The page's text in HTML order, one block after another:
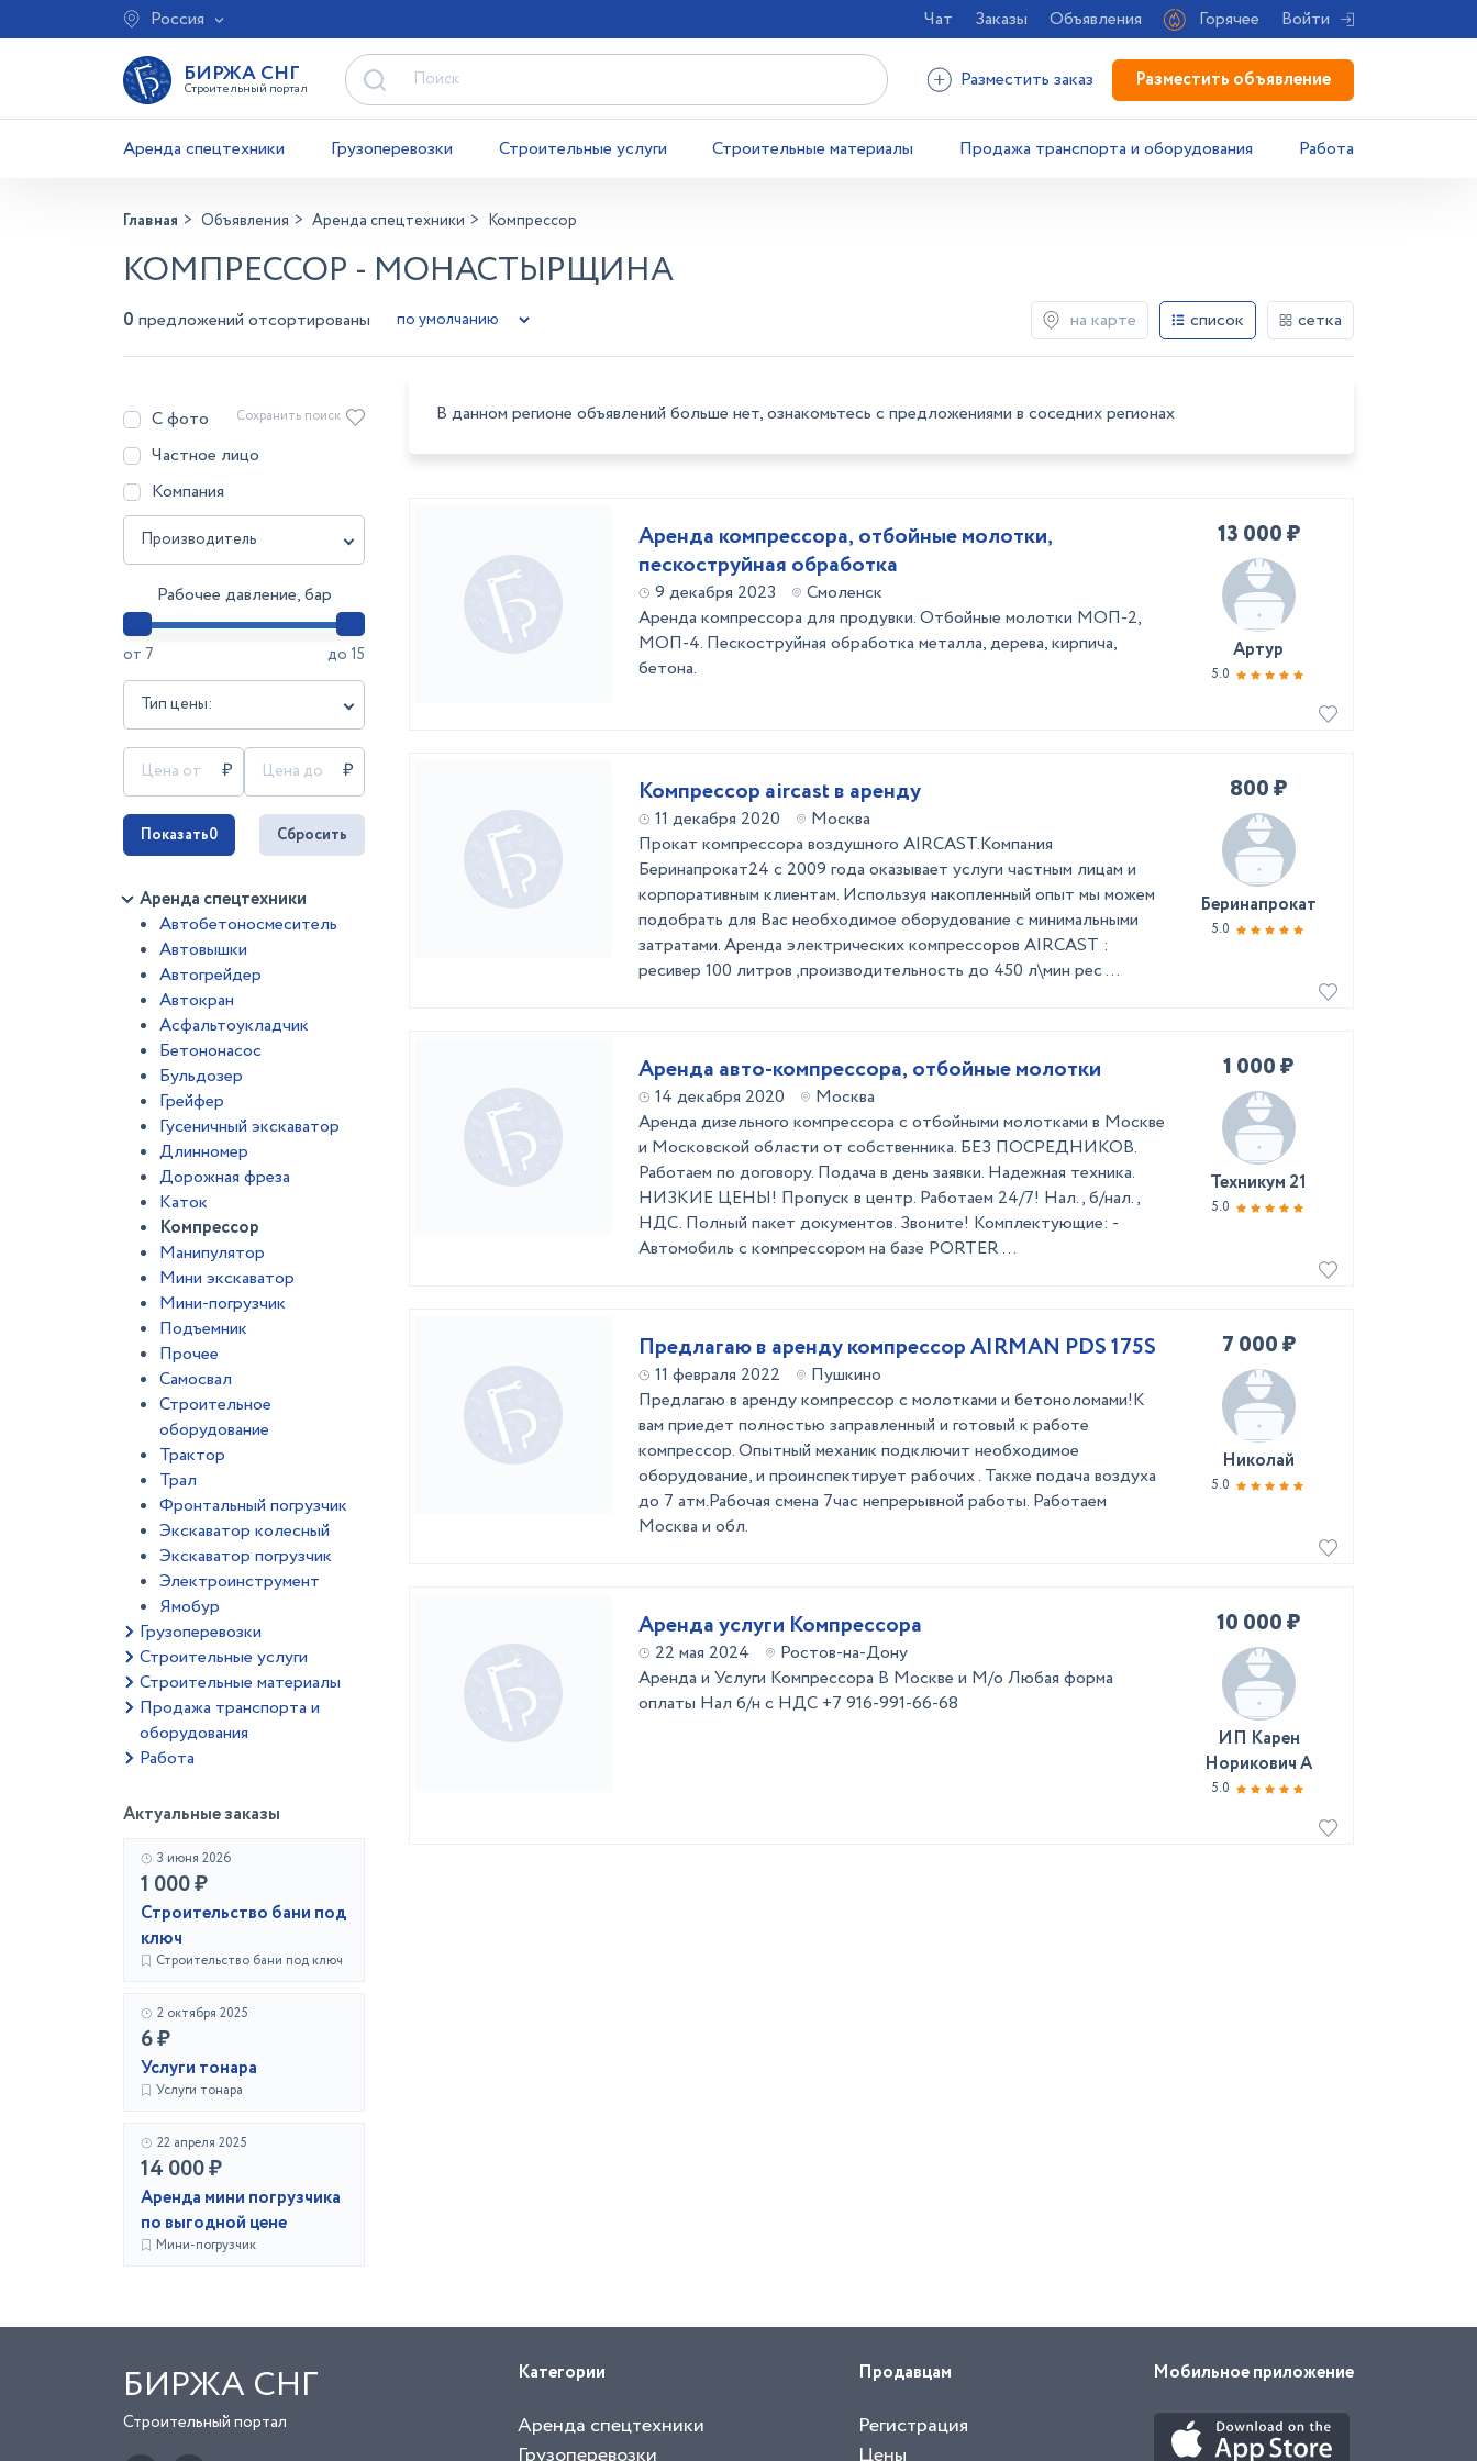
Россия Чат Заказы Объявления Горячее Войти
БИРЖА СНГ
Строительный портал Разместить заказ Разместить объявление
Аренда спецтехники Грузоперевозки Строительные услуги Строительные материалы Продажа транспорта и оборудования Работа
Главная Объявления Аренда спецтехники Компрессор
КОМПРЕССОР - МОНАСТЫРЩИНА
0 предложений отсортированы на карте список сетка
С фото
Частное лицо
Компания
Производитель
Рабочее давление, бар
от 7 до 15
Тип цены:
Сохранить поиск
Показать0 Сбросить
Аренда спецтехники
Автобетоносмеситель
Автовышки
Автогрейдер
Автокран
Асфальтоукладчик
Бетононасос
Бульдозер
Грейфер
Гусеничный экскаватор
Длинномер
Дорожная фреза
Каток
Компрессор
Манипулятор
Мини экскаватор
Мини-погрузчик
Подъемник
Прочее
Самосвал
Строительное
оборудование
Трактор
Трал
Фронтальный погрузчик
Экскаватор колесный
Экскаватор погрузчик
Электроинструмент
Ямобур
Грузоперевозки
Строительные услуги
Строительные материалы
Продажа транспорта и
оборудования
Работа
Актуальные заказы
3 июня 2026
1 000 ₽
Строительство бани под
ключ
Строительство бани под ключ
2 октября 2025
6 ₽
Услуги тонара
Услуги тонара
22 апреля 2025
14 000 ₽
Аренда мини погрузчика
по выгодной цене
Мини-погрузчик
В данном регионе объявлений больше нет, ознакомьтесь с предложениями в соседних регионах
Аренда компрессора, отбойные молотки,
пескоструйная обработка
9 декабря 2023
Смоленск
Аренда компрессора для продувки. Отбойные молотки МОП-2,
МОП-4. Пескоструйная обработка металла, дерева, кирпича,
бетона.
13 000 ₽
Артур
5.0
Компрессор aircast в аренду
11 декабря 2020
Москва
Прокат компрессора воздушного AIRCAST.Компания
Беринапрокат24 с 2009 года оказывает услуги частным лицам и
корпоративным клиентам. Используя накопленный опыт мы можем
подобрать для Вас необходимое оборудование с минимальными
затратами. Аренда электрических компрессоров АIRCAST :
ресивер 100 литров ,производительность до 450 л\мин рес ...
800 ₽
Беринапрокат
5.0
Аренда авто-компрессора, отбойные молотки
14 декабря 2020
Москва
Аренда дизельного компрессора с отбойными молотками в Москве
и Московской области от собственника. БЕЗ ПОСРЕДНИКОВ.
Работаем по договору. Подача в день заявки. Надежная техника.
НИЗКИЕ ЦЕНЫ! Пропуск в центр. Работаем 24/7! Нал., б/нал.,
НДС. Полный пакет документов. Звоните! Комплектующие: -
Автомобиль с компрессором на базе PORTER ...
1 000 ₽
Техникум 21
5.0
Предлагаю в аренду компрессор AIRMAN PDS 175S
11 февраля 2022
Пушкино
Предлагаю в аренду компрессор с молотками и бетоноломами!К
вам приедет полностью заправленный и готовый к работе
компрессор. Опытный механик подключит необходимое
оборудование, и проинспектирует рабочих . Также подача воздуха
до 7 атм.Рабочая смена 7час непрерывной работы. Работаем
Москва и обл.
7 000 ₽
Николай
5.0
Аренда услуги Компрессора
22 мая 2024
Ростов-на-Дону
Аренда и Услуги Компрессора В Москве и М/о Любая форма
оплаты Нал б/н с НДС +7 916-991-66-68
10 000 ₽
ИП Карен
Норикович А
5.0
БИРЖА СНГ
Строительный портал
Категории
Аренда спецтехники
Продавцам
Регистрация
Мобильное приложение